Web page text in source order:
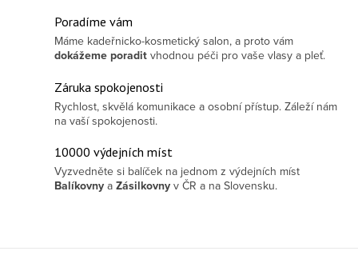
Poradíme vám
Máme kadeřnicko-kosmetický salon, a proto vám
dokážeme poradit vhodnou péči pro vaše vlasy a pleť.
Záruka spokojenosti
Rychlost, skvělá komunikace a osobní přístup. Záleží nám
na vaší spokojenosti.
10000 výdejních míst
Vyzvedněte si balíček na jednom z výdejních míst
Balíkovny a Zásilkovny v ČR a na Slovensku.